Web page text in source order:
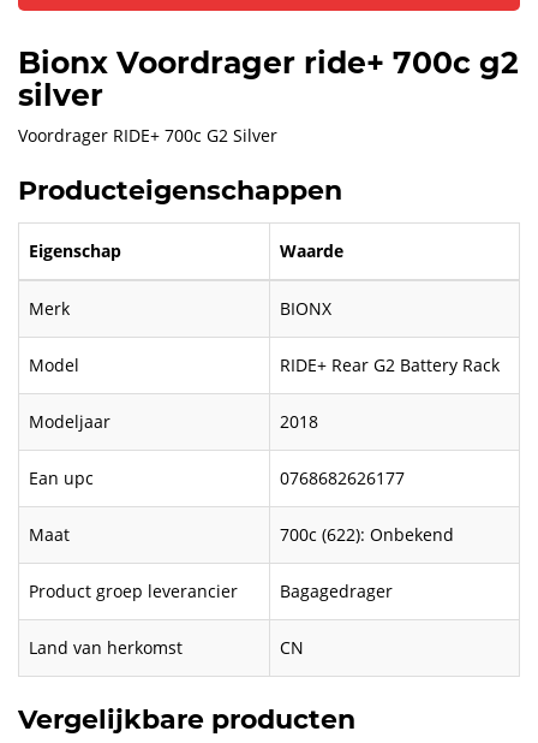
Bionx Voordrager ride+ 700c g2
silver
Voordrager RIDE+ 700c G2 Silver
Producteigenschappen
Eigenschap Waarde
Merk BIONX
Model RIDE+ Rear G2 Battery Rack
Modeljaar 2018
Ean upc 0768682626177
Maat 700c (622): Onbekend
Product groep leverancier Bagagedrager
Land van herkomst CN
Vergelijkbare producten